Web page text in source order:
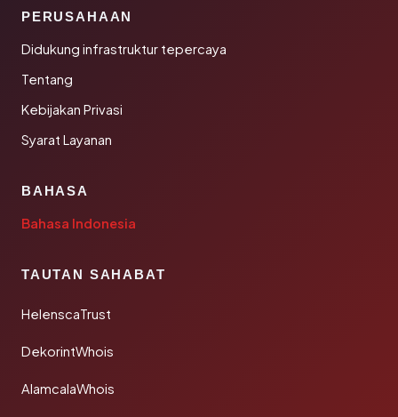
PERUSAHAAN
Didukung infrastruktur tepercaya
Tentang
Kebijakan Privasi
Syarat Layanan
BAHASA
Bahasa Indonesia
TAUTAN SAHABAT
HelenscaTrust
DekorintWhois
AlamcalaWhois